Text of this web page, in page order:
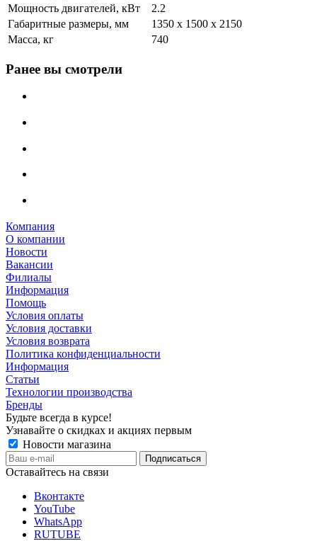
Мощность двигателей, кВт
2.2
Габаритные размеры, мм
1350 х 1500 х 2150
Масса, кг
740
Ранее вы смотрели
Компания
О компании
Новости
Вакансии
Филиалы
Информация
Помощь
Условия оплаты
Условия доставки
Условия возврата
Политика конфиденциальности
Информация
Статьи
Технологии производства
Бренды
Будьте всегда в курсе!
Узнавайте о скидках и акциях первым
Новости магазина
Оставайтесь на связи
Вконтакте
YouTube
WhatsApp
RUTUBE